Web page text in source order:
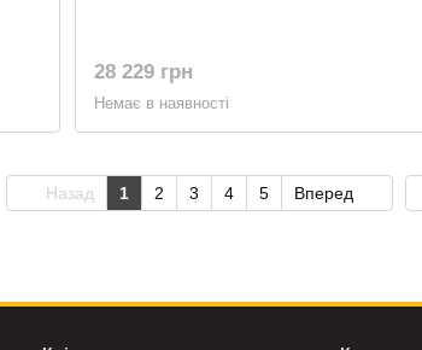
28 229 грн
Немає в наявності
Назад 1 2 3 4 5 Вперед